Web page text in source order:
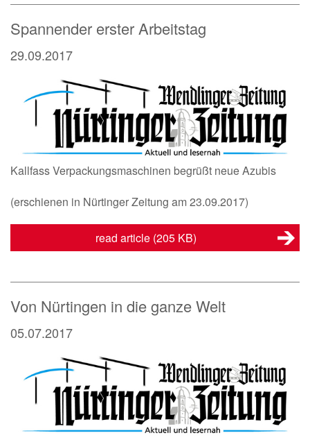
Spannender erster Arbeitstag
29.09.2017
Kallfass Verpackungsmaschinen begrüßt neue Azubis
(erschienen in Nürtinger Zeitung am 23.09.2017)
read article (205 KB)
Von Nürtingen in die ganze Welt
05.07.2017